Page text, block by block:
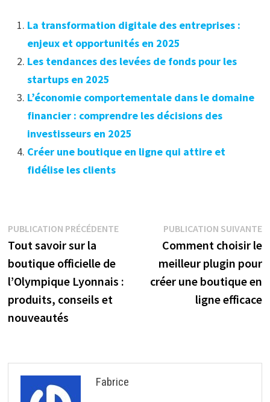
La transformation digitale des entreprises :
enjeux et opportunités en 2025
Les tendances des levées de fonds pour les
startups en 2025
L’économie comportementale dans le domaine
financier : comprendre les décisions des
investisseurs en 2025
Créer une boutique en ligne qui attire et
fidélise les clients
Navigation
de
l’article
PUBLICATION PRÉCÉDENTEPublication
précédente :
Tout savoir sur la
boutique officielle de
l’Olympique Lyonnais :
produits, conseils et
nouveautés
PUBLICATION SUIVANTE
Comment choisir le
meilleur plugin pour
créer une boutique en
ligne efficace
Fabrice